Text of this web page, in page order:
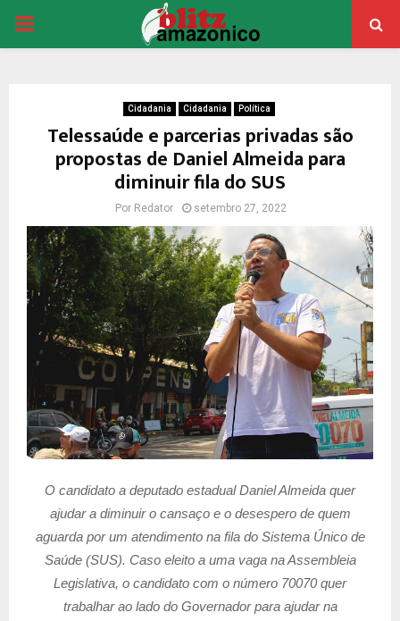
PRIMARY
Cidadania Cidadania Política
Telessaúde e parcerias privadas são
propostas de Daniel Almeida para
diminuir fila do SUS
Por Redator setembro 27, 2022
O candidato a deputado estadual Daniel Almeida quer
ajudar a diminuir o cansaço e o desespero de quem
aguarda por um atendimento na fila do Sistema Único de
Saúde (SUS). Caso eleito a uma vaga na Assembleia
Legislativa, o candidato com o número 70070 quer
trabalhar ao lado do Governador para ajudar na